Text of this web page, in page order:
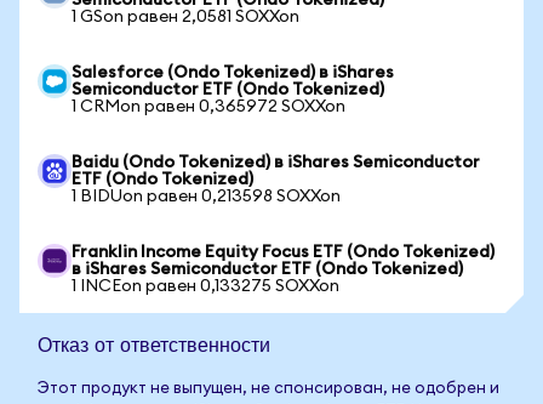
1 GSon равен 2,0581 SOXXon
Salesforce (Ondo Tokenized) в iShares
Semiconductor ETF (Ondo Tokenized)
1 CRMon равен 0,365972 SOXXon
Baidu (Ondo Tokenized) в iShares Semiconductor
ETF (Ondo Tokenized)
1 BIDUon равен 0,213598 SOXXon
Franklin Income Equity Focus ETF (Ondo Tokenized)
в iShares Semiconductor ETF (Ondo Tokenized)
1 INCEon равен 0,133275 SOXXon
Отказ от ответственности
Этот продукт не выпущен, не спонсирован, не одобрен и